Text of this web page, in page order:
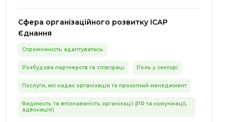
Сфера організаційного розвитку ІСАР
Єднання
Спроможність адаптуватись
Розбудова партнерств та співпраці Роль у секторі
Послуги, які надає організація та проєктний менеджмент
Видимість та впізнаваність організації (PR та комунікації,
адвокація)